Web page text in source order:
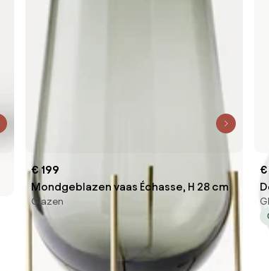
€ 199
Mondgeblazen vaas Échasse, H 28 cm
Glazen
€